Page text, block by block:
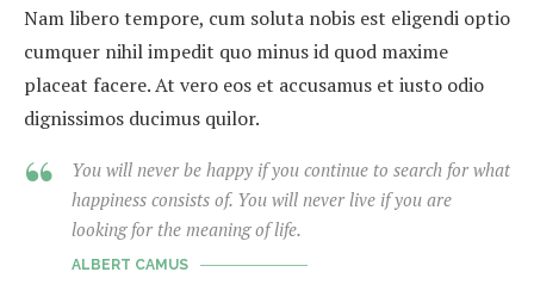
Nam libero tempore, cum soluta nobis est eligendi optio
cumquer nihil impedit quo minus id quod maxime
placeat facere. At vero eos et accusamus et iusto odio
dignissimos ducimus quilor.
You will never be happy if you continue to search for what
happiness consists of. You will never live if you are
looking for the meaning of life.
ALBERT CAMUS